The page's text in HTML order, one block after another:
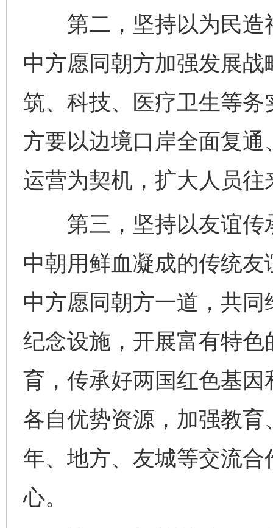
第二，坚持以为民造
中方愿同朝方加强发展
筑、科技、医疗卫生等
方要以边境口岸全面复
运营为契机，扩大人员
第三，坚持以友谊传
中朝用鲜血凝成的传统
中方愿同朝方一道，共
纪念设施，开展富有特
育，传承好两国红色基
各自优势资源，加强教
年、地方、友城等交流
心。